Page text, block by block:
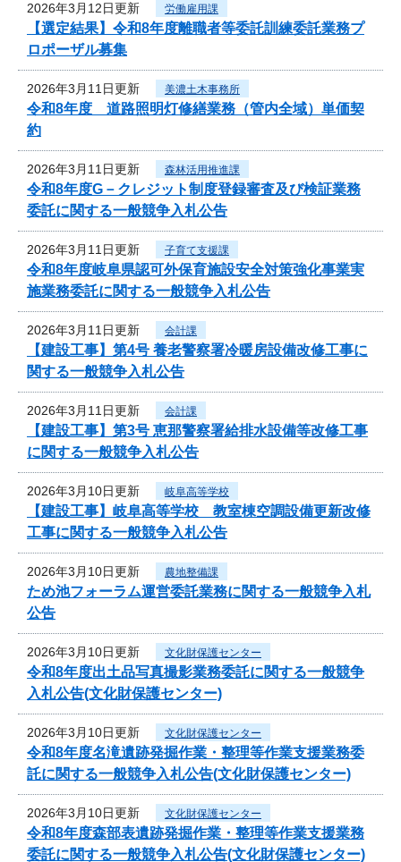
2026年3月12日更新 労働雇用課
【選定結果】令和8年度離職者等委託訓練委託業務プ
ロポーザル募集
2026年3月11日更新 美濃土木事務所
令和8年度 道路照明灯修繕業務（管内全域）単価契
約
2026年3月11日更新 森林活用推進課
令和8年度G－クレジット制度登録審査及び検証業務
委託に関する一般競争入札公告
2026年3月11日更新 子育て支援課
令和8年度岐阜県認可外保育施設安全対策強化事業実
施業務委託に関する一般競争入札公告
2026年3月11日更新 会計課
【建設工事】第4号 養老警察署冷暖房設備改修工事に
関する一般競争入札公告
2026年3月11日更新 会計課
【建設工事】第3号 恵那警察署給排水設備等改修工事
に関する一般競争入札公告
2026年3月10日更新 岐阜高等学校
【建設工事】岐阜高等学校 教室棟空調設備更新改修
工事に関する一般競争入札公告
2026年3月10日更新 農地整備課
ため池フォーラム運営委託業務に関する一般競争入札
公告
2026年3月10日更新 文化財保護センター
令和8年度出土品写真撮影業務委託に関する一般競争
入札公告(文化財保護センター)
2026年3月10日更新 文化財保護センター
令和8年度名滝遺跡発掘作業・整理等作業支援業務委
託に関する一般競争入札公告(文化財保護センター)
2026年3月10日更新 文化財保護センター
令和8年度森部表遺跡発掘作業・整理等作業支援業務
委託に関する一般競争入札公告(文化財保護センター)